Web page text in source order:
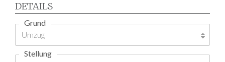
DETAILS
Grund
Stellung